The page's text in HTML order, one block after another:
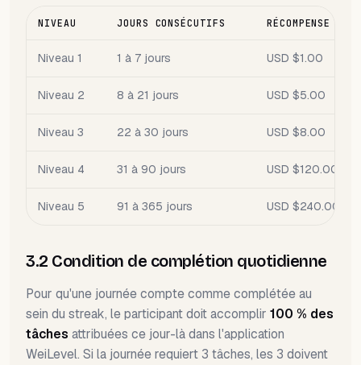
NIVEAU JOURS CONSÉCUTIFS RÉCOMPENSE DE
Niveau 1 1 à 7 jours USD $1.00
Niveau 2 8 à 21 jours USD $5.00
Niveau 3 22 à 30 jours USD $8.00
Niveau 4 31 à 90 jours USD $120.00
Niveau 5 91 à 365 jours USD $240.00
3.2 Condition de complétion quotidienne
Pour qu'une journée compte comme complétée au
sein du streak, le participant doit accomplir 100 % des
tâches attribuées ce jour-là dans l'application
WeiLevel. Si la journée requiert 3 tâches, les 3 doivent